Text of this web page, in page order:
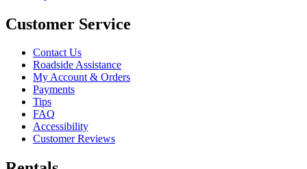
Customer Service
Contact Us
Roadside Assistance
My Account & Orders
Payments
Tips
FAQ
Accessibility
Customer Reviews